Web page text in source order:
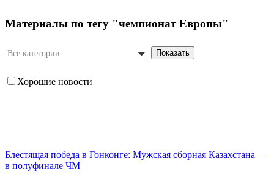
Материалы по тегу "чемпионат Европы"
Все категории Показать
Хорошие новости
Блестящая победа в Гонконге: Мужская сборная Казахстана —
в полуфинале ЧМ